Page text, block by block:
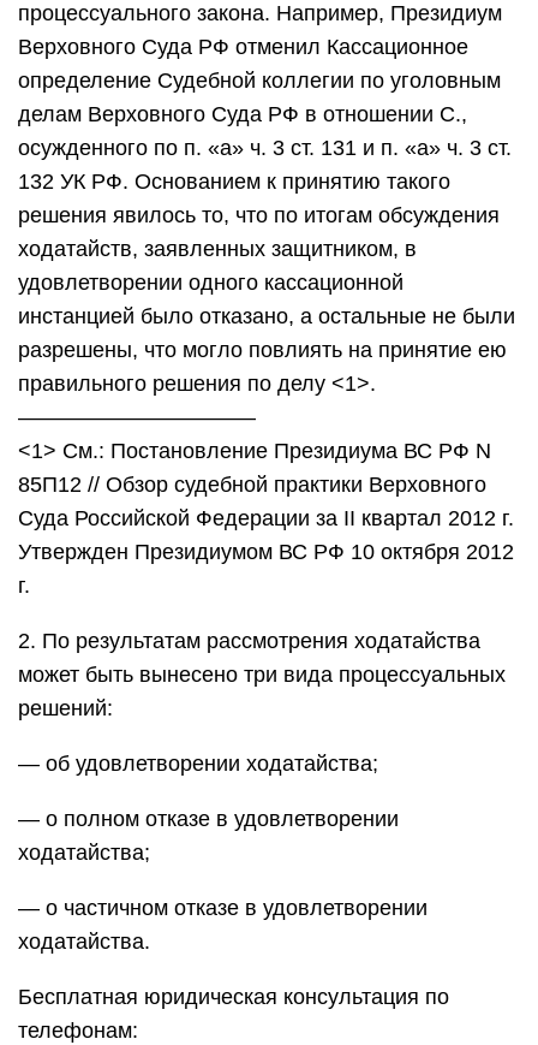
процессуального закона. Например, Президиум
Верховного Суда РФ отменил Кассационное
определение Судебной коллегии по уголовным
делам Верховного Суда РФ в отношении С.,
осужденного по п. «а» ч. 3 ст. 131 и п. «а» ч. 3 ст.
132 УК РФ. Основанием к принятию такого
решения явилось то, что по итогам обсуждения
ходатайств, заявленных защитником, в
удовлетворении одного кассационной
инстанцией было отказано, а остальные не были
разрешены, что могло повлиять на принятие ею
правильного решения по делу <1>.
———————————
<1> См.: Постановление Президиума ВС РФ N
85П12 // Обзор судебной практики Верховного
Суда Российской Федерации за II квартал 2012 г.
Утвержден Президиумом ВС РФ 10 октября 2012
г.
2. По результатам рассмотрения ходатайства
может быть вынесено три вида процессуальных
решений:
— об удовлетворении ходатайства;
— о полном отказе в удовлетворении
ходатайства;
— о частичном отказе в удовлетворении
ходатайства.
Бесплатная юридическая консультация по
телефонам: